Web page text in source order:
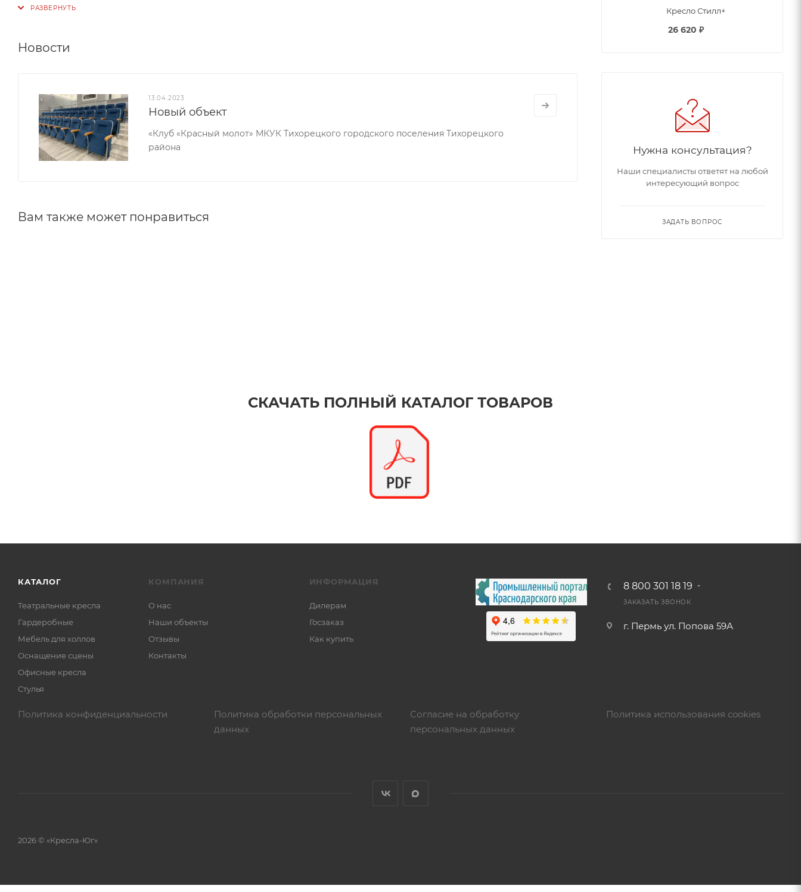
Выбрать диван для зоны отдыха Брейвуд выгодно по следующим причинам:
· диван изготовлен из высококачественных материалов;
· грамотная сборка с соблюдением всех требований;
· удобство в использовании;
Новости
13.04.2023
Новый объект
«Клуб «Красный молот» МКУК Тихорецкого городского поселения Тихорецкого
района
Вам также может понравиться
Кресло Стилл+
26 620 ₽
Нужна консультация?
Наши специалисты ответят на любой
интересующий вопрос
ЗАДАТЬ ВОПРОС
СКАЧАТЬ ПОЛНЫЙ КАТАЛОГ ТОВАРОВ
КАТАЛОГ
Театральные кресла
Гардеробные
Мебель для холлов
Оснащение сцены
Офисные кресла
Стулья
КОМПАНИЯ
О нас
Наши объекты
Отзывы
Контакты
ИНФОРМАЦИЯ
Дилерам
Госзаказ
Как купить
8 800 301 18 19
ЗАКАЗАТЬ ЗВОНОК
г. Пермь ул. Попова 59А
Политика конфиденциальности
Политика обработки персональных
данных
Согласие на обработку
персональных данных
Политика использования cookies
2026 © «Кресла-Юг»